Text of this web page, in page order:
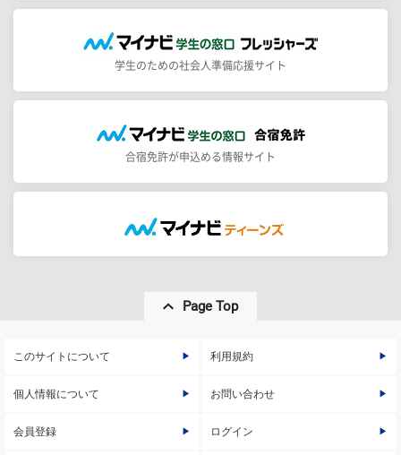
学生のための社会人準備応援サイト
合宿免許が申込める情報サイト
Page Top
このサイトについて 利用規約
個人情報について お問い合わせ
会員登録 ログイン